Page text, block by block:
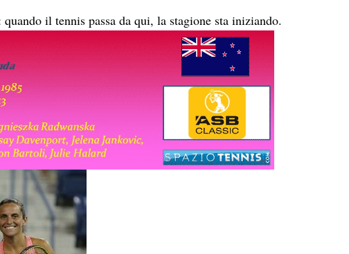
il tennis passa da qui, la stagione sta iniziando.